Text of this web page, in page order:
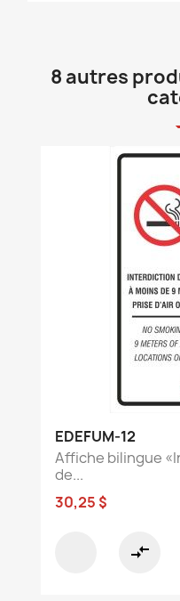
8 autres
EDEFUM-12
Affiche bilingue
de...
30,25 $
compare_arrows